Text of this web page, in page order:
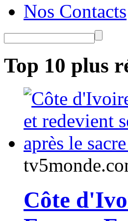
Nos Contacts
Top 10 plus
Côte